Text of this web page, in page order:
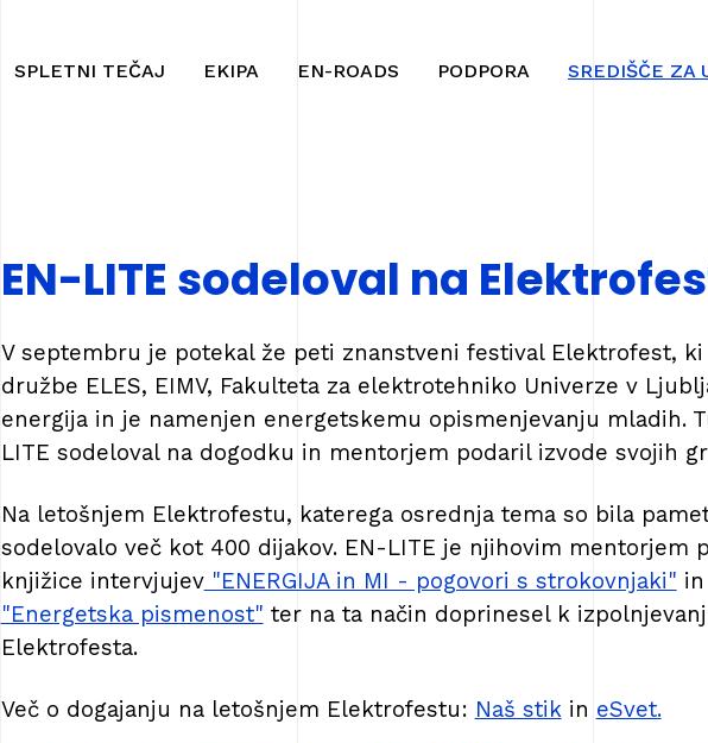
vsebino
SPLETNI TEČAJ EKIPA EN-ROADS PODPORA SREDIŠČE ZA
EN-LITE sodeloval na
V septembru je potekal že peti znanstveni festival Elektrofest, ki
družbe ELES, EIMV, Fakulteta za elektrotehniko Univerze v
energija in je namenjen energetskemu opismenjevanju mladih.
LITE sodeloval na dogodku in mentorjem podaril izvode svojih
Na letošnjem Elektrofestu, katerega osrednja tema so bila
sodelovalo več kot 400 dijakov. EN-LITE je njihovim mentorjem
knjižice intervjujev"ENERGIJA in MI - pogovori s strokovnjaki"
"Energetska pismenost" ter na ta način doprinesel k
Elektrofesta.
Več o dogajanju na letošnjem Elektrofestu: Naš stikin eSvet.